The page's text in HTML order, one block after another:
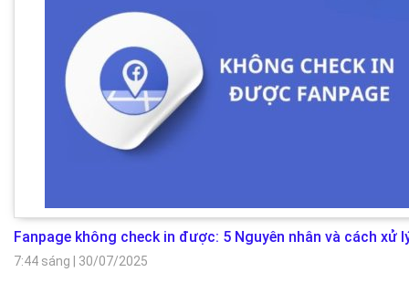
Fanpage không check in được: 5 Nguyên nhân và cách xử
7:44 sáng 30/07/2025